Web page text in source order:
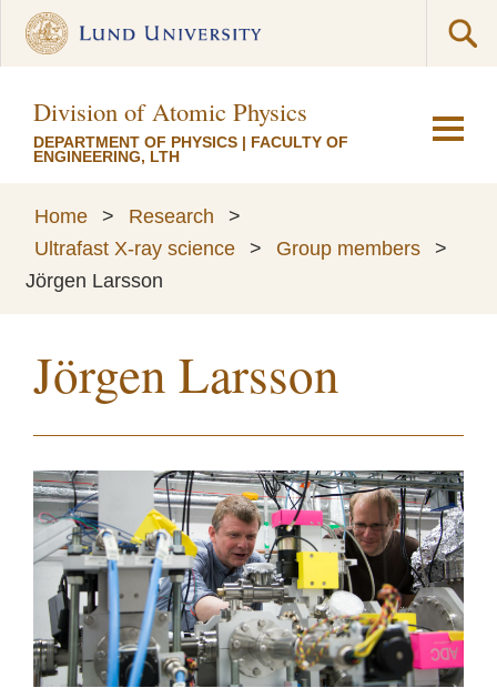
Division of Atomic Physics
DEPARTMENT OF PHYSICS | FACULTY OF
ENGINEERING, LTH
Home > Research
>
Ultrafast X-ray science
> Group members
>
Jörgen Larsson
Jörgen Larsson